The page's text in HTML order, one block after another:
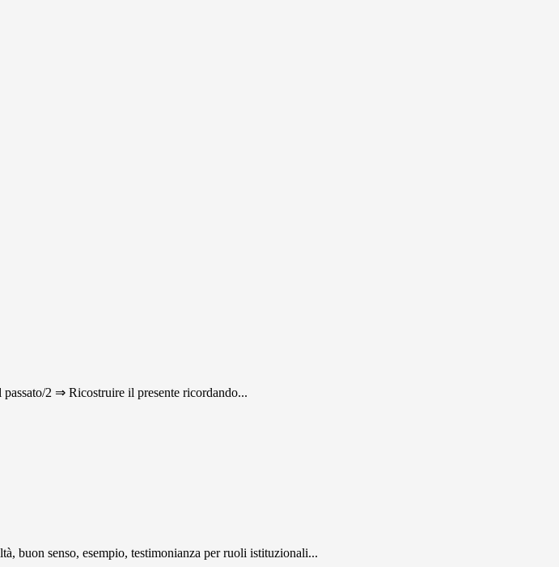
2 ⇒ Ricostruire il presente ricordando...
buon senso, esempio, testimonianza per ruoli istituzionali...